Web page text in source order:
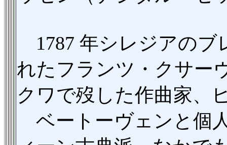
1787 年シレジアのブ
れたフランツ・クサー
クワで歿した作曲家、
ベートーヴェンと個